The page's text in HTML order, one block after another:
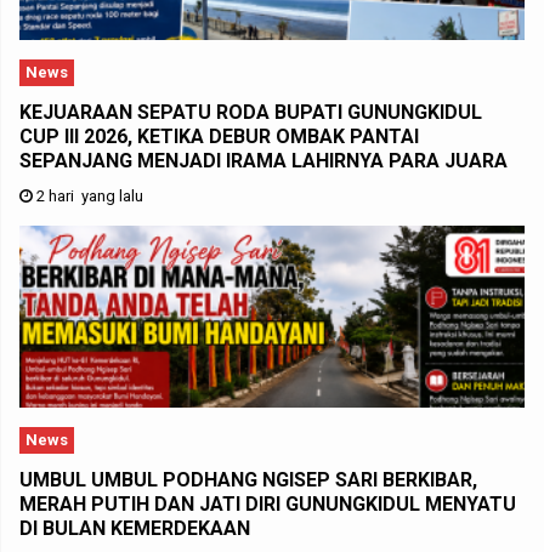
News
KEJUARAAN SEPATU RODA BUPATI GUNUNGKIDUL
CUP III 2026, KETIKA DEBUR OMBAK PANTAI
SEPANJANG MENJADI IRAMA LAHIRNYA PARA JUARA
2 hari yang lalu
News
UMBUL UMBUL PODHANG NGISEP SARI BERKIBAR,
MERAH PUTIH DAN JATI DIRI GUNUNGKIDUL MENYATU
DI BULAN KEMERDEKAAN